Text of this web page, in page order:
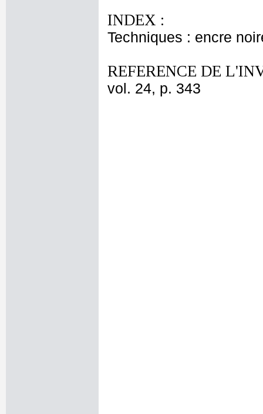
INDEX :
Techniques : encre
REFERENCE DE
vol. 24, p. 343